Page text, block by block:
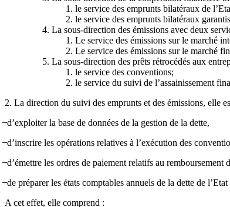
le service des emprunts bilatéraux de
le service des emprunts bilatéraux
La sous-direction des émissions avec deux
Le service des émissions sur le marché
Le service des émissions sur le marché
La sous-direction des prêts rétrocédés aux
le service des conventions;
le service du suivi de l’assainissement
2. La direction du suivi des emprunts et des émissions, elle
̶ d’exploiter la base de données de la gestion de la dette,
d’inscrire les opérations relatives à l’exécution des
d’émettre les ordres de paiement relatifs au remboursement
de préparer les états comptables annuels de la dette de
A cet effet, elle comprend :